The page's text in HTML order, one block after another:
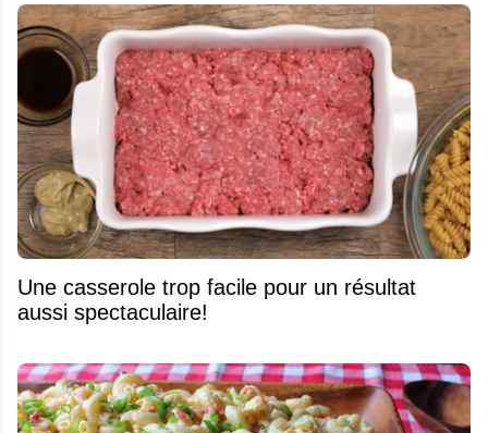
Une casserole trop facile pour un résultat
aussi spectaculaire!